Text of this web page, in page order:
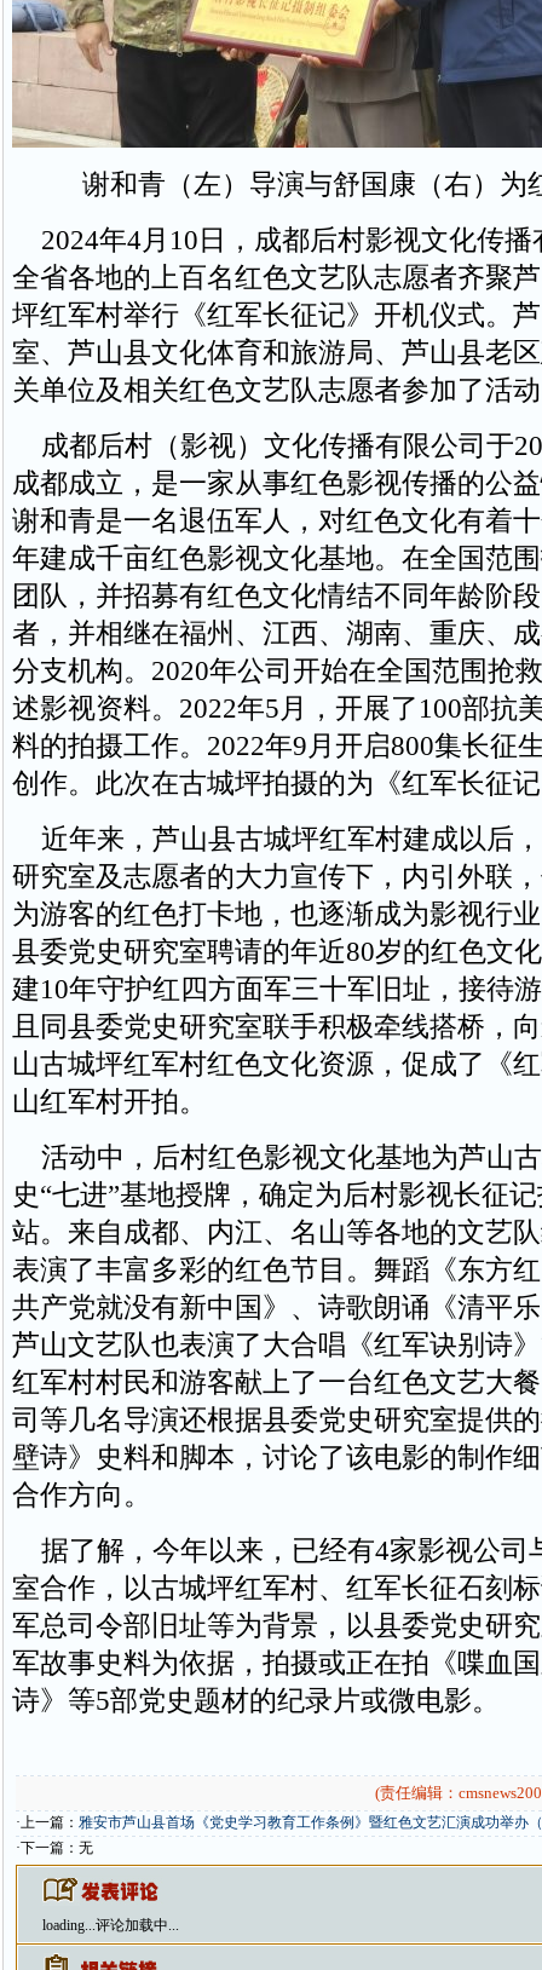
谢和青（左）导演与舒国康（右）为
2024年4月10日，成都后村影视文化传播
全省各地的上百名红色文艺队志愿者齐聚
坪红军村举行《红军长征记》开机仪式。
室、芦山县文化体育和旅游局、芦山县老
关单位及相关红色文艺队志愿者参加了活
成都后村（影视）文化传播有限公司于
成都成立，是一家从事红色影视传播的公
谢和青是一名退伍军人，对红色文化有着
年建成千亩红色影视文化基地。在全国范
团队，并招募有红色文化情结不同年龄阶
者，并相继在福州、江西、湖南、重庆、
分支机构。2020年公司开始在全国范围抢
述影视资料。2022年5月，开展了100部抗
料的拍摄工作。2022年9月开启800集长征
创作。此次在古城坪拍摄的为《红军长征
近年来，芦山县古城坪红军村建成以后
研究室及志愿者的大力宣传下，内引外联
为游客的红色打卡地，也逐渐成为影视行
县委党史研究室聘请的年近80岁的红色文
建10年守护红四方面军三十军旧址，接待
且同县委党史研究室联手积极牵线搭桥，
山古城坪红军村红色文化资源，促成了《
山红军村开拍。
活动中，后村红色影视文化基地为芦山
史“七进”基地授牌，确定为后村影视长征
站。来自成都、内江、名山等各地的文艺
表演了丰富多彩的红色节目。舞蹈《东方
共产党就没有新中国》、诗歌朗诵《清平
芦山文艺队也表演了大合唱《红军诀别诗
红军村村民和游客献上了一台红色文艺大
司等几名导演还根据县委党史研究室提供
壁诗》史料和脚本，讨论了该电影的制作
合作方向。
据了解，今年以来，已经有4家影视公司
室合作，以古城坪红军村、红军长征石刻
军总司令部旧址等为背景，以县委党史研
军故事史料为依据，拍摄或正在拍《喋血
诗》等5部党史题材的纪录片或微电影。
(责任编辑：
·上一篇： 雅安市芦山县首场《党史学习教育工作条例》暨红色文艺汇演成功举办
·下一篇：无
loading...评论加载中...